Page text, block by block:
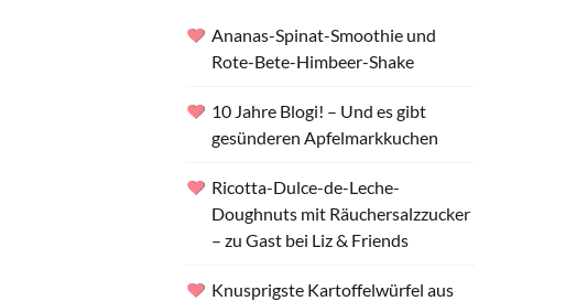
Ananas-Spinat-Smoothie und
Rote-Bete-Himbeer-Shake
10 Jahre Blogi! – Und es gibt
gesünderen Apfelmarkkuchen
Ricotta-Dulce-de-Leche-
Doughnuts mit Räuchersalzzucker
– zu Gast bei Liz & Friends
Knusprigste Kartoffelwürfel aus